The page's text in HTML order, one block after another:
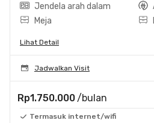
Jendela arah dalam
Meja
Lihat Detail
Jadwalkan Visit
Rp1.750.000 /bulan
Termasuk internet/wifi